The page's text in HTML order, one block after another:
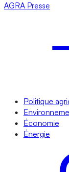
AGRA Presse
Politique
Économie
Énergie